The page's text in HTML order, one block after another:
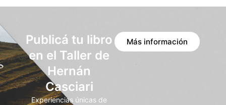
Publicá tu libro
en el Taller de
Hernán
Casciari
Experiencias únicas de
Más información